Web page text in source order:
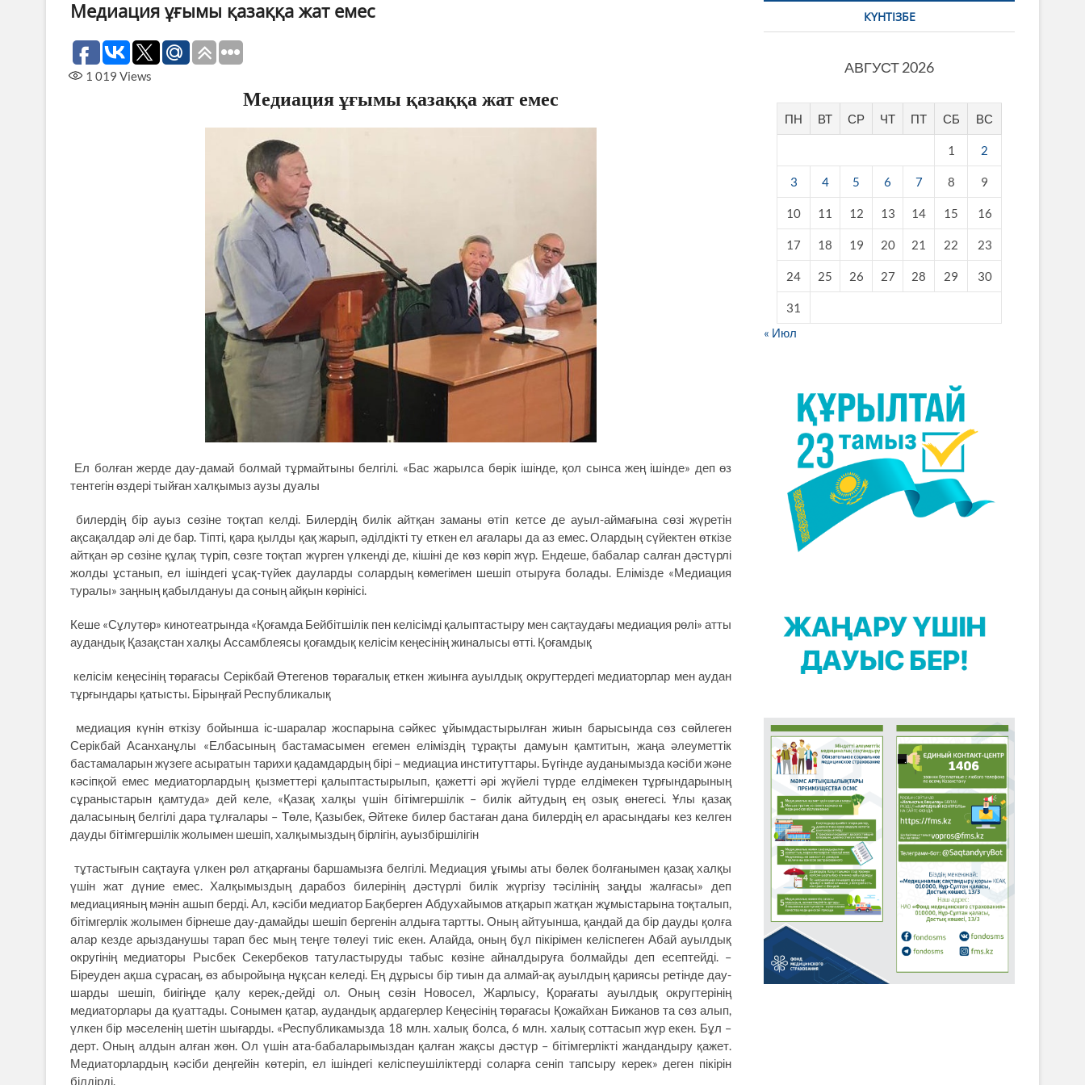
Медиация ұғымы қазаққа жат емес
1 019 Views
Медиация ұғымы қазаққа жат емес
Ел болған жерде дау-дамай болмай тұрмайтыны белгілі. «Бас жарылса бөрік ішінде, қол сынса жең ішінде» деп өз
тентегін өздері тыйған халқымыз аузы дуалы
билердің бір ауыз сөзіне тоқтап келді. Билердің билік айтқан заманы өтіп кетсе де ауыл-аймағына сөзі жүретін
ақсақалдар әлі де бар. Тіпті, қара қылды қақ жарып, әділдікті ту еткен ел ағалары да аз емес. Олардың сүйектен өткізе
айтқан әр сөзіне құлақ түріп, сөзге тоқтап жүрген үлкенді де, кішіні де көз көріп жүр. Ендеше, бабалар салған дәстүрлі
жолды ұстанып, ел ішіндегі ұсақ-түйек дауларды солардың көмегімен шешіп отыруға болады. Елімізде «Медиация
туралы» заңның қабылдануы да соның айқын көрінісі.
Кеше «Сұлутөр» кинотеатрында «Қоғамда Бейбітшілік пен келісімді қалыптастыру мен сақтаудағы медиация рөлі» атты
аудандық Қазақстан халқы Ассамблеясы қоғамдық келісім кеңесінің жиналысы өтті. Қоғамдық
келісім кеңесінің төрағасы Серікбай Өтегенов төрағалық еткен жиынға ауылдық округтердегі медиаторлар мен аудан
тұрғындары қатысты. Бірыңғай Республикалық
медиация күнін өткізу бойынша іс-шаралар жоспарына сәйкес ұйымдастырылған жиын барысында сөз сөйлеген
Серікбай Асанханұлы «Елбасының бастамасымен егемен еліміздің тұрақты дамуын қамтитын, жаңа әлеуметтік
бастамаларын жүзеге асыратын тарихи қадамдардың бірі – медиациа институттары. Бүгінде ауданымызда кәсіби және
кәсіпқой емес медиаторлардың қызметтері қалыптастырылып, қажетті әрі жүйелі түрде елдімекен тұрғындарының
сұраныстарын қамтуда» дей келе, «Қазақ халқы үшін бітімгершілік – билік айтудың ең озық өнегесі. Ұлы қазақ
даласының белгілі дара тұлғалары – Төле, Қазыбек, Әйтеке билер бастаған дана билердің ел арасындағы кез келген
дауды бітімгершілік жолымен шешіп, халқымыздың бірлігін, ауызбіршілігін
тұтастығын сақтауға үлкен рөл атқарғаны баршамызға белгілі. Медиация ұғымы аты бөлек болғанымен қазақ халқы
үшін жат дүние емес. Халқымыздың дарабоз билерінің дәстүрлі билік жүргізу тәсілінің заңды жалғасы» деп
медиацияның мәнін ашып берді. Ал, кәсіби медиатор Бақберген Абдухайымов атқарып жатқан жұмыстарына тоқталып,
бітімгерлік жолымен бірнеше дау-дамайды шешіп бергенін алдыға тартты. Оның айтуынша, қандай да бір дауды қолға
алар кезде арызданушы тарап бес мың теңге төлеуі тиіс екен. Алайда, оның бұл пікірімен келіспеген Абай ауылдық
округінің медиаторы Рысбек Секербеков татуластыруды табыс көзіне айналдыруға болмайды деп есептейді. –
Біреуден ақша сұрасаң, өз абыройыңа нұқсан келеді. Ең дұрысы бір тиын да алмай-ақ ауылдың қариясы ретінде дау-
шарды шешіп, биігіңде қалу керек,-дейді ол. Оның сөзін Новосел, Жарлысу, Қорағаты ауылдық округтерінің
медиаторлары да қуаттады. Сонымен қатар, аудандық ардагерлер Кеңесінің төрағасы Қожайхан Бижанов та сөз алып,
үлкен бір мәселенің шетін шығарды. «Республикамызда 18 млн. халық болса, 6 млн. халық соттасып жүр екен. Бұл –
дерт. Оның алдын алған жөн. Ол үшін ата-бабаларымыздан қалған жақсы дәстүр – бітімгерлікті жандандыру қажет.
Медиаторлардың кәсіби деңгейін көтеріп, ел ішіндегі келіспеушіліктерді соларға сеніп тапсыру керек» деген пікірін
білдірді.
КҮНТІЗБЕ
АВГУСТ 2026
ПН ВТ СР ЧТ ПТ СБ ВС
1 2
3 4 5 6 7 8 9
10 11 12 13 14 15 16
17 18 19 20 21 22 23
24 25 26 27 28 29 30
31
« Июл